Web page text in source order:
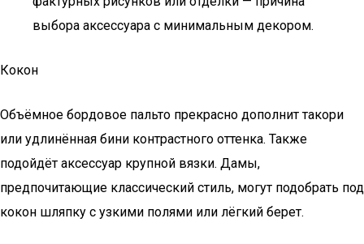
выбора аксессуара с минимальным декором.
Кокон
Объёмное бордовое пальто прекрасно дополнит такори
или удлинённая бини контрастного оттенка. Также
подойдёт аксессуар крупной вязки. Дамы,
предпочитающие классический стиль, могут подобрать под
кокон шляпку с узкими полями или лёгкий берет.